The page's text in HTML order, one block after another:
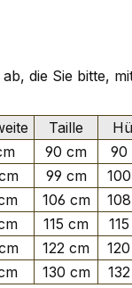
die Sie bitte,
Taille
90 cm 90
99 cm
106 cm
115 cm
122 cm
130 cm